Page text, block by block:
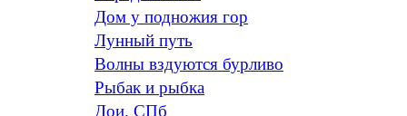
Дом у подножия гор
Лунный путь
Волны вздуются бурливо
Рыбак и рыбка
Дои. СПб